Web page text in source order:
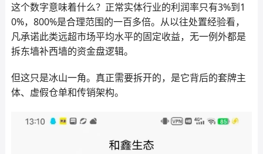
这个数字意味着什么？正常实体行业的利润率只有3%到1
0%，800%是合理范围的一百多倍。从以往处置经验看，
凡承诺此类远超市场平均水平的固定收益，无一例外都是
拆东墙补西墙的资金盘逻辑。
但这只是冰山一角。真正需要拆开的，是它背后的套牌主
体、虚假仓单和传销架构。